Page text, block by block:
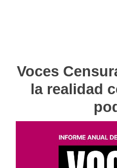
Voces
la realidad